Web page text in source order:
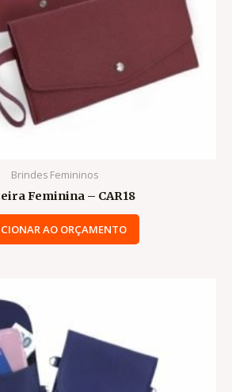
Brindes Femininos
Feminina – CAR18
AO ORÇAMENTO